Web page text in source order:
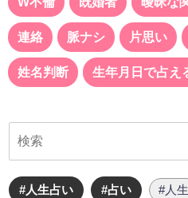
連絡 脈ナシ 片思い
姓名判断 生年月日で占え
#人生占い #占い #人生